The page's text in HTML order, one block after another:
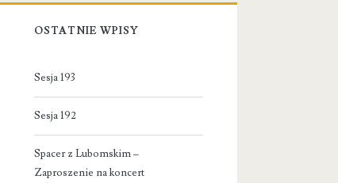
OSTATNIE WPISY
Sesja 193
Sesja 192
Spacer z Lubomskim –
Zaproszenie na koncert